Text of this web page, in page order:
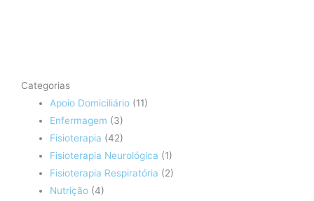
Categorias
Apoio Domiciliário (11)
Enfermagem (3)
Fisioterapia (42)
Fisioterapia Neurológica (1)
Fisioterapia Respiratória (2)
Nutrição (4)